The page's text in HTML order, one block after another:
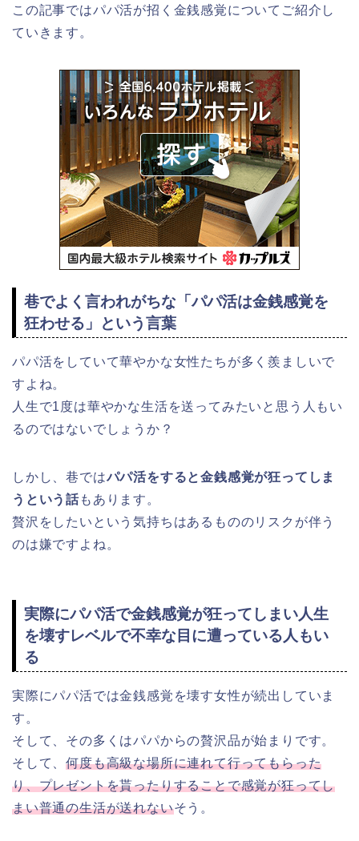
この記事ではパパ活が招く金銭感覚についてご紹介し
ていきます。
巷でよく言われがちな「パパ活は金銭感覚を
狂わせる」という言葉
パパ活をしていて華やかな女性たちが多く羨ましいで
すよね。
人生で1度は華やかな生活を送ってみたいと思う人もい
るのではないでしょうか？
しかし、巷ではパパ活をすると金銭感覚が狂ってしま
うという話もあります。
贅沢をしたいという気持ちはあるもののリスクが伴う
のは嫌ですよね。
実際にパパ活で金銭感覚が狂ってしまい人生
を壊すレベルで不幸な目に遭っている人もい
る
実際にパパ活では金銭感覚を壊す女性が続出していま
す。
そして、その多くはパパからの贅沢品が始まりです。
そして、何度も高級な場所に連れて行ってもらった
り、プレゼントを貰ったりすることで感覚が狂ってし
まい普通の生活が送れないそう。